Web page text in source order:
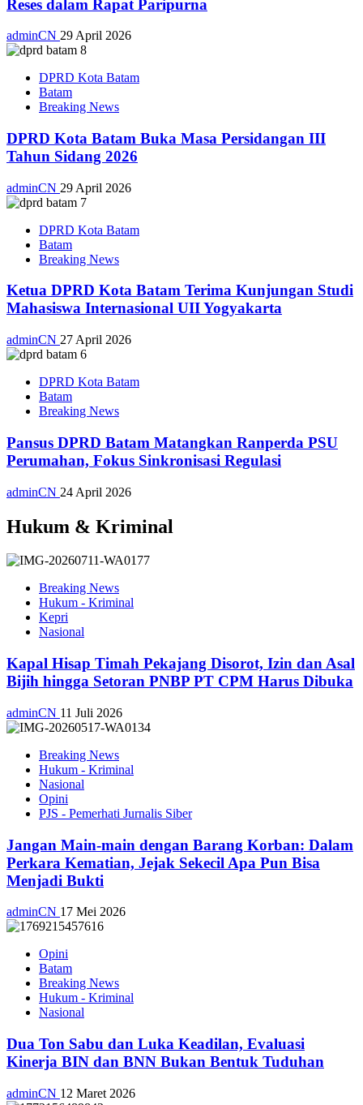
Reses dalam Rapat Paripurna
adminCN 29 April 2026
DPRD Kota Batam
Batam
Breaking News
DPRD Kota Batam Buka Masa Persidangan III
Tahun Sidang 2026
adminCN 29 April 2026
DPRD Kota Batam
Batam
Breaking News
Ketua DPRD Kota Batam Terima Kunjungan Studi
Mahasiswa Internasional UII Yogyakarta
adminCN 27 April 2026
DPRD Kota Batam
Batam
Breaking News
Pansus DPRD Batam Matangkan Ranperda PSU
Perumahan, Fokus Sinkronisasi Regulasi
adminCN 24 April 2026
Hukum & Kriminal
Breaking News
Hukum - Kriminal
Kepri
Nasional
Kapal Hisap Timah Pekajang Disorot, Izin dan Asal
Bijih hingga Setoran PNBP PT CPM Harus Dibuka
adminCN 11 Juli 2026
Breaking News
Hukum - Kriminal
Nasional
Opini
PJS - Pemerhati Jurnalis Siber
Jangan Main-main dengan Barang Korban: Dalam
Perkara Kematian, Jejak Sekecil Apa Pun Bisa
Menjadi Bukti
adminCN 17 Mei 2026
Opini
Batam
Breaking News
Hukum - Kriminal
Nasional
Dua Ton Sabu dan Luka Keadilan, Evaluasi
Kinerja BIN dan BNN Bukan Bentuk Tuduhan
adminCN 12 Maret 2026